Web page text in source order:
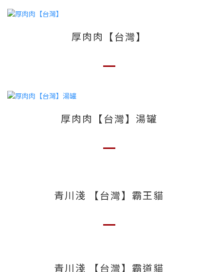
厚肉肉【台灣】
厚肉肉【台灣】湯罐
青川淺 【台灣】霸王貓
青川淺 【台灣】霸道貓